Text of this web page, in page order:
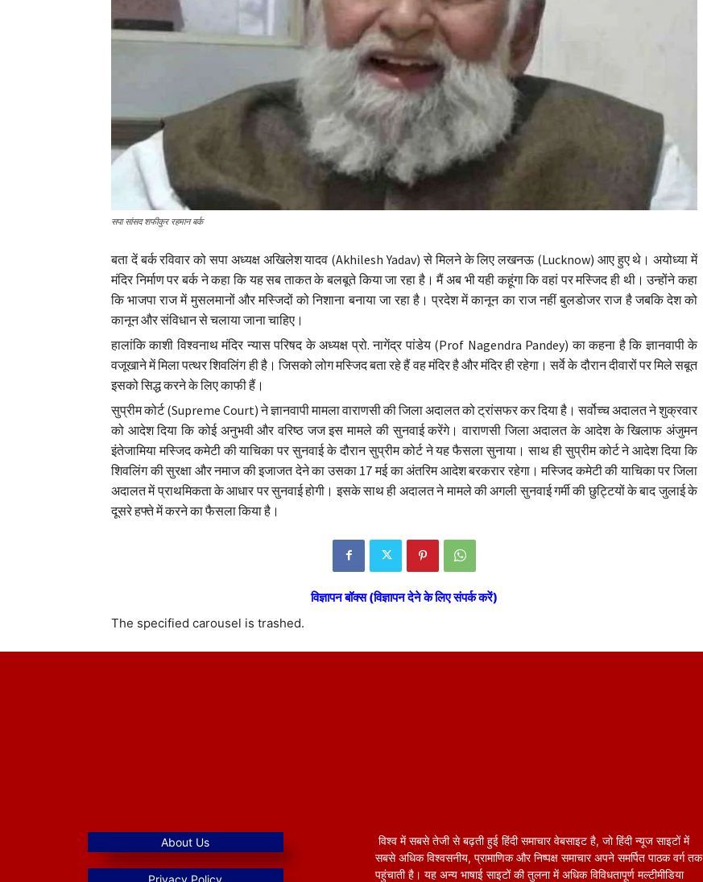
सपा सांसद शफीकुर रहमान बर्क
बता दें बर्क रविवार को सपा अध्यक्ष अखिलेश यादव (Akhilesh Yadav) से मिलने के लिए लखनऊ (Lucknow) आए हुए थे। अयोध्या में
मंदिर निर्माण पर बर्क ने कहा कि यह सब ताकत के बलबूते किया जा रहा है। मैं अब भी यही कहूंगा कि वहां पर मस्जिद ही थी। उन्होंने कहा
कि भाजपा राज में मुसलमानों और मस्जिदों को निशाना बनाया जा रहा है। प्रदेश में कानून का राज नहीं बुलडोजर राज है जबकि देश को
कानून और संविधान से चलाया जाना चाहिए।
हालांकि काशी विश्वनाथ मंदिर न्यास परिषद के अध्यक्ष प्रो. नागेंद्र पांडेय (Prof Nagendra Pandey) का कहना है कि ज्ञानवापी के
वजूखाने में मिला पत्थर शिवलिंग ही है। जिसको लोग मस्जिद बता रहे हैं वह मंदिर है और मंदिर ही रहेगा। सर्वे के दौरान दीवारों पर मिले सबूत
इसको सिद्ध करने के लिए काफी हैं।
सुप्रीम कोर्ट (Supreme Court) ने ज्ञानवापी मामला वाराणसी की जिला अदालत को ट्रांसफर कर दिया है। सर्वोच्च अदालत ने शुक्रवार
को आदेश दिया कि कोई अनुभवी और वरिष्ठ जज इस मामले की सुनवाई करेंगे। वाराणसी जिला अदालत के आदेश के खिलाफ अंजुमन
इंतेजामिया मस्जिद कमेटी की याचिका पर सुनवाई के दौरान सुप्रीम कोर्ट ने यह फैसला सुनाया। साथ ही सुप्रीम कोर्ट ने आदेश दिया कि
शिवलिंग की सुरक्षा और नमाज की इजाजत देने का उसका 17 मई का अंतरिम आदेश बरकरार रहेगा। मस्जिद कमेटी की याचिका पर जिला
अदालत में प्राथमिकता के आधार पर सुनवाई होगी। इसके साथ ही अदालत ने मामले की अगली सुनवाई गर्मी की छुट्टियों के बाद जुलाई के
दूसरे हफ्ते में करने का फैसला किया है।
विज्ञापन बॉक्स (विज्ञापन देने के लिए संपर्क करें)
The specified carousel is trashed.
विश्व में सबसे तेजी से बढ़ती हुई हिंदी समाचार वेबसाइट है, जो हिंदी न्यूज साइटों में
सबसे अधिक विश्वसनीय, प्रामाणिक और निष्पक्ष समाचार अपने समर्पित पाठक वर्ग तक
पहुंचाती है। यह अन्य भाषाई साइटों की तुलना में अधिक विविधतापूर्ण मल्टीमीडिया